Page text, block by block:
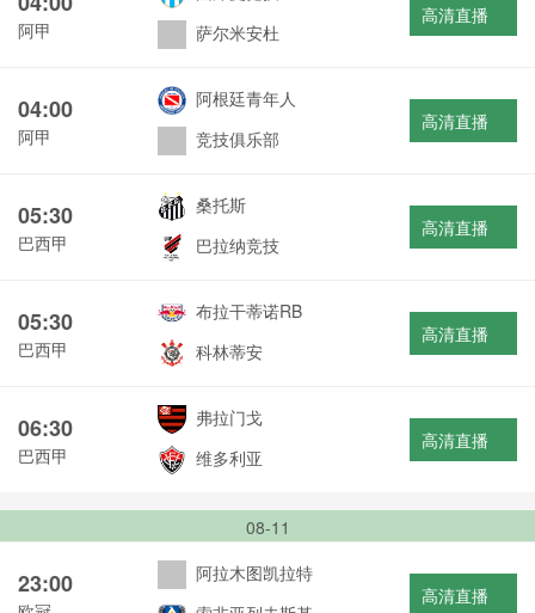
阿甲
萨尔米安杜
高清直播
04:00
阿甲
阿根廷青年人
竞技俱乐部
高清直播
05:30
巴西甲
桑托斯
巴拉纳竞技
高清直播
05:30
巴西甲
布拉干蒂诺RB
科林蒂安
高清直播
06:30
巴西甲
弗拉门戈
维多利亚
高清直播
08-11
23:00
阿拉木图凯拉特
高清直播